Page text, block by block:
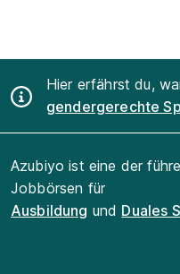
Hier erfährst du,
gendergerechte
Azubiyo ist eine der
Jobbörsen für
Ausbildung und Duales